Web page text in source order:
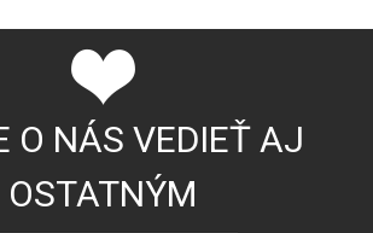
O NÁS VEDIEŤ AJ
OSTATNÝM